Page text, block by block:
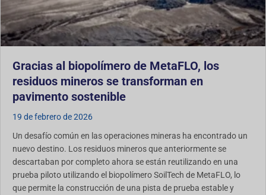
Gracias al biopolímero de MetaFLO, los
residuos mineros se transforman en
pavimento sostenible
19 de febrero de 2026
Un desafío común en las operaciones mineras ha encontrado un
nuevo destino. Los residuos mineros que anteriormente se
descartaban por completo ahora se están reutilizando en una
prueba piloto utilizando el biopolímero SoilTech de MetaFLO, lo
que permite la construcción de una pista de prueba estable y